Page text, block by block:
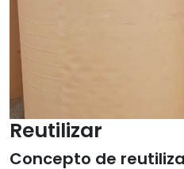
Reutilizar
Concepto de